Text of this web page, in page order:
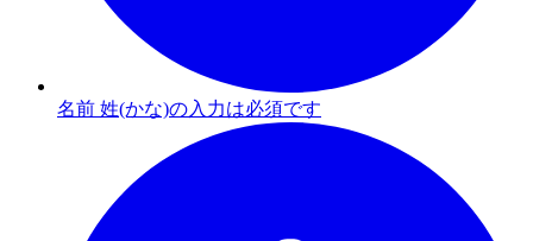
名前 姓(かな)の入力は必須です